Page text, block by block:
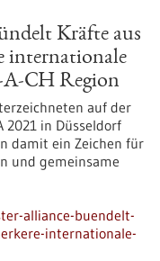
Kräfte aus
internationale
A-CH Region
auf der
2021 in Düsseldorf
damit ein Zeichen für
und gemeinsame
alliance-buendelt-
internationale-